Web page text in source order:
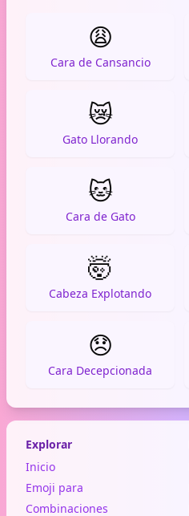
😩
Cara de Cansancio
😿
Gato Llorando
🐱
Cara de Gato
🤯
Cabeza Explotando
😞
Cara Decepcionada
Explorar
Inicio
Emoji para
Combinaciones